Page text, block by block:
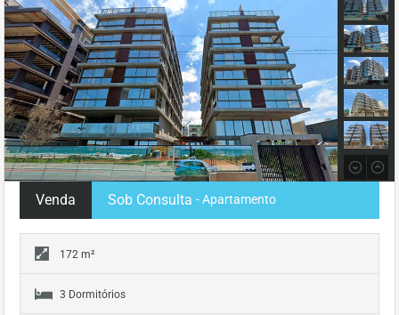
Venda Sob Consulta - Apartamento
172 m²
3 Dormitórios